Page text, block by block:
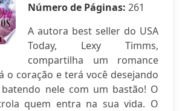
Número de Páginas: 261
A autora best seller do USA
Today, Lexy Timms,
compartilha um romance
o coração e terá você desejando
nele com um bastão! O
quem entra na sua vida. O